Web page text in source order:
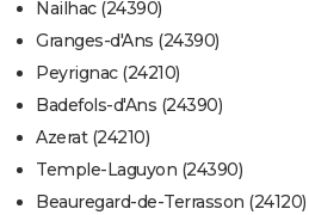
Nailhac (24390)
Granges-d'Ans (24390)
Peyrignac (24210)
Badefols-d'Ans (24390)
Azerat (24210)
Temple-Laguyon (24390)
Beauregard-de-Terrasson (24120)